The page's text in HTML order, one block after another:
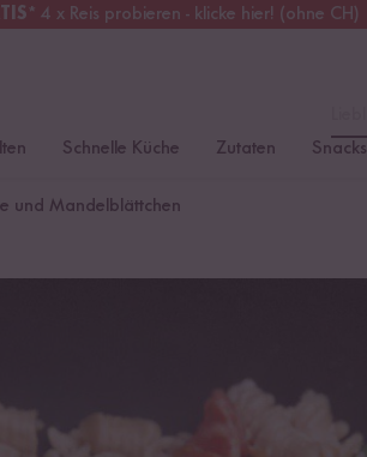
* 4 x Reis probieren - klicke hier! (ohne CH)
Kostenloser Versand
Schnelle Küche Zutaten Snacks
und Mandelblättchen